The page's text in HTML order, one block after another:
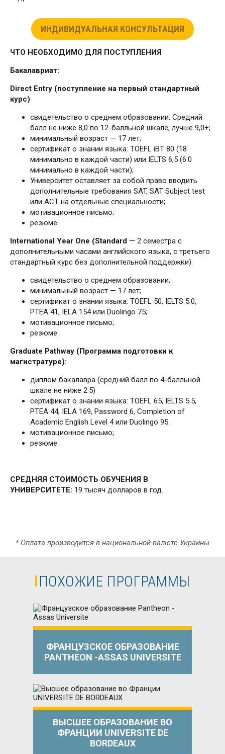
ИНДИВИДУАЛЬНАЯ КОНСУЛЬТАЦИЯ
ЧТО НЕОБХОДИМО ДЛЯ ПОСТУПЛЕНИЯ
Бакалавриат:
Direct Entry (поступление на первый стандартный
курс)
свидетельство о среднем образовании. Средний
балл не ниже 8,0 по 12-балльной шкале, лучше 9,0+;
минимальный возраст — 17 лет;
сертификат о знании языка: TOEFL iBT 80 (18
минимально в каждой части) или IELTS 6,5 (6.0
минимально в каждой части);
Университет оставляет за собой право вводить
дополнительные требования SAT, SAT Subject test
или ACT на отдельные специальности;
мотивационное письмо;
резюме.
International Year One (Standard — 2 семестра с
дополнительными часами английского языка, с третьего
стандартный курс без дополнительной поддержки):
свидетельство о среднем образовании;
минимальный возраст — 17 лет;
сертификат о знании языка: TOEFL 50, IELTS 5.0,
PTEA 41, IELA 154 или Duolingo 75;
мотивационное письмо;
резюме.
Graduate Pathway (Программа подготовки к
магистратуре):
диплом бакалавра (средний балл по 4-балльной
шкале не ниже 2.5)
сертификат о знании языка: TOEFL 65, IELTS 5.5,
PTEA 44, IELA 169, Password 6, Completion of
Academic English Level 4 или Duolingo 95.
мотивационное письмо;
резюме.
СРЕДНЯЯ СТОИМОСТЬ ОБУЧЕНИЯ В
УНИВЕРСИТЕТЕ: 19 тысяч долларов в год.
* Оплата производится в национальной валюте Украины
ПОХОЖИЕ ПРОГРАММЫ
ФРАНЦУЗСКОЕ ОБРАЗОВАНИЕ
PANTHEON -ASSAS UNIVERSITE
ВЫСШЕЕ ОБРАЗОВАНИЕ ВО
ФРАНЦИИ UNIVERSITE DE
BORDEAUX